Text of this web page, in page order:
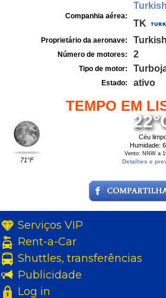
Companhia aérea:
TK
Proprietário da aeronave:
Número de motores: 2
Tipo de motor:
Estado: ativo
TEMPO EM
71°F
Céu
Humidade:
Vento: NNW a
Detalhes e
Serviços VIP
Rent-a-Car
Shuttles, transferências
Publicidade
Log in